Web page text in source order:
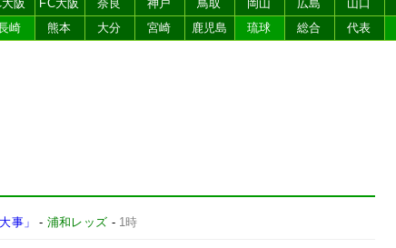
阪 FC大阪 奈良 神戸 鳥取 岡山 広島 山口
崎 熊本 大分 宮崎 鹿児島 琉球 総合 代表
事」 - 浦和レッズ - 1時